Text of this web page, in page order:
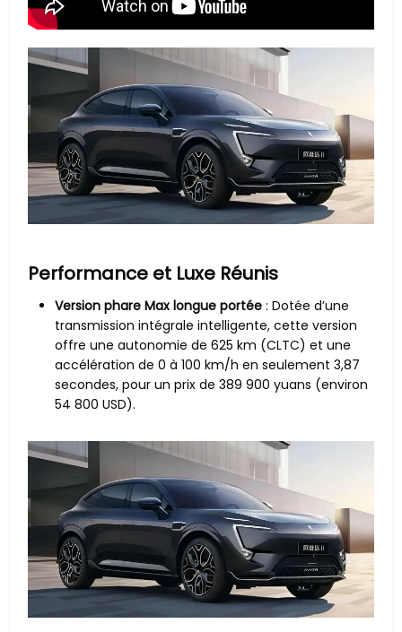
Performance et Luxe Réunis
Version phare Max longue portée : Dotée d’une
transmission intégrale intelligente, cette version
offre une autonomie de 625 km (CLTC) et une
accélération de 0 à 100 km/h en seulement 3,87
secondes, pour un prix de 389 900 yuans (environ
54 800 USD).